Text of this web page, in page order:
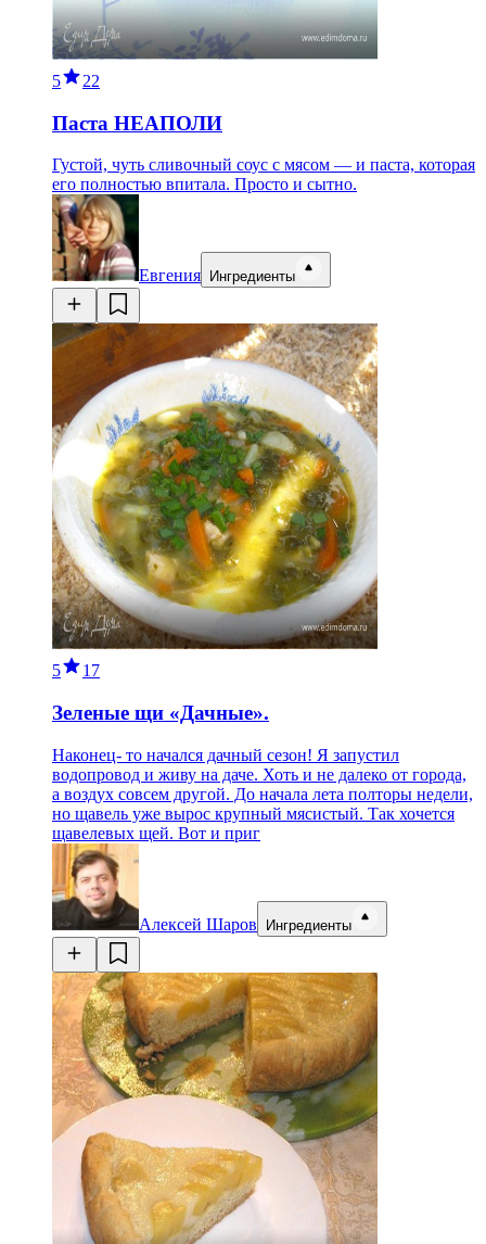
5 22
Паста НЕАПОЛИ
Густой, чуть сливочный соус с мясом — и паста, которая
его полностью впитала. Просто и сытно.
Евгения Ингредиенты
5 17
Зеленые щи «Дачные».
Наконец- то начался дачный сезон! Я запустил
водопровод и живу на даче. Хоть и не далеко от города,
а воздух совсем другой. До начала лета полторы недели,
но щавель уже вырос крупный мясистый. Так хочется
щавелевых щей. Вот и приг
Алексей Шаров Ингредиенты